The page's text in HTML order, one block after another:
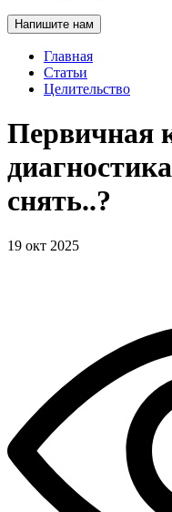
Напишите нам
Главная
Статьи
Целительство
Первичная
снять..?
19 окт 2025